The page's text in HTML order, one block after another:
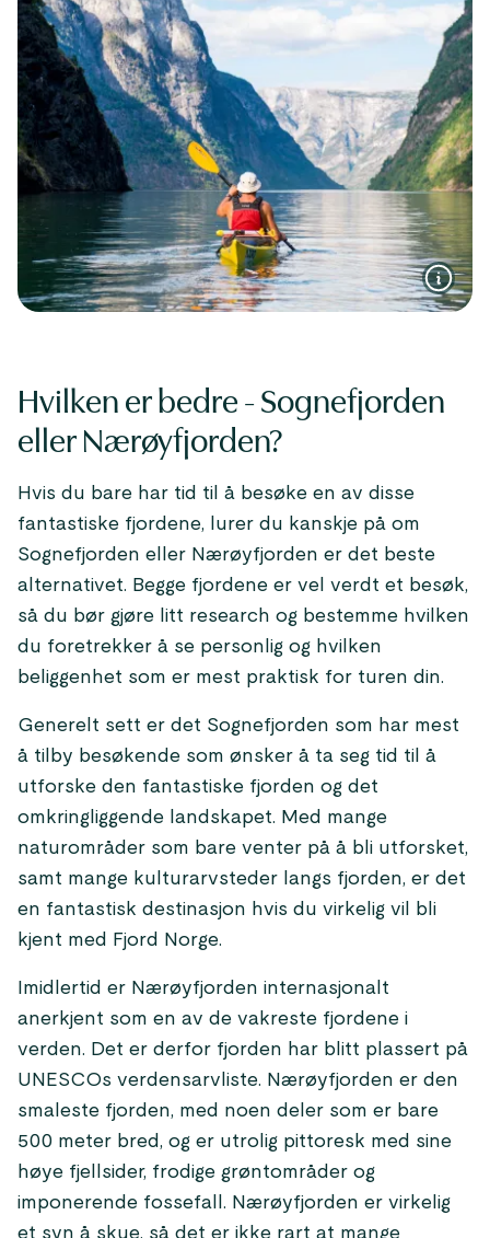
Hvilken er bedre - Sognefjorden
eller Nærøyfjorden?
Hvis du bare har tid til å besøke en av disse
fantastiske fjordene, lurer du kanskje på om
Sognefjorden eller Nærøyfjorden er det beste
alternativet. Begge fjordene er vel verdt et besøk,
så du bør gjøre litt research og bestemme hvilken
du foretrekker å se personlig og hvilken
beliggenhet som er mest praktisk for turen din.
Generelt sett er det Sognefjorden som har mest
å tilby besøkende som ønsker å ta seg tid til å
utforske den fantastiske fjorden og det
omkringliggende landskapet. Med mange
naturområder som bare venter på å bli utforsket,
samt mange kulturarvsteder langs fjorden, er det
en fantastisk destinasjon hvis du virkelig vil bli
kjent med Fjord Norge.
Imidlertid er Nærøyfjorden internasjonalt
anerkjent som en av de vakreste fjordene i
verden. Det er derfor fjorden har blitt plassert på
UNESCOs verdensarvliste. Nærøyfjorden er den
smaleste fjorden, med noen deler som er bare
500 meter bred, og er utrolig pittoresk med sine
høye fjellsider, frodige grøntområder og
imponerende fossefall. Nærøyfjorden er virkelig
et syn å skue, så det er ikke rart at mange